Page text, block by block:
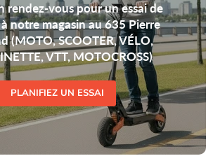
rendez-vous pour un essai de
notre magasin au 635 Pierre
(MOTO, SCOOTER, VÉLO,
VTT, MOTOCROSS)
PLANIFIEZ UN ESSAI